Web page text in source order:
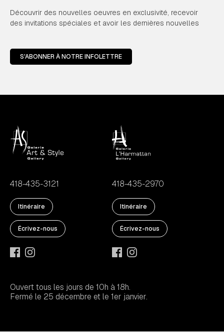
Découvrir des nouvelles oeuvres en exclusivité, recevoir
des invitations spéciales et avoir les dernières nouvelles
S'ABONNER À NOTRE INFOLETTRE
418-435-3121
Itinéraire
Écrivez-nous
418-435-2970
Itinéraire
Écrivez-nous
Ouvert tous les jours de 10h à 18h.
Fermé le 25 décembre et le 1er janvier.